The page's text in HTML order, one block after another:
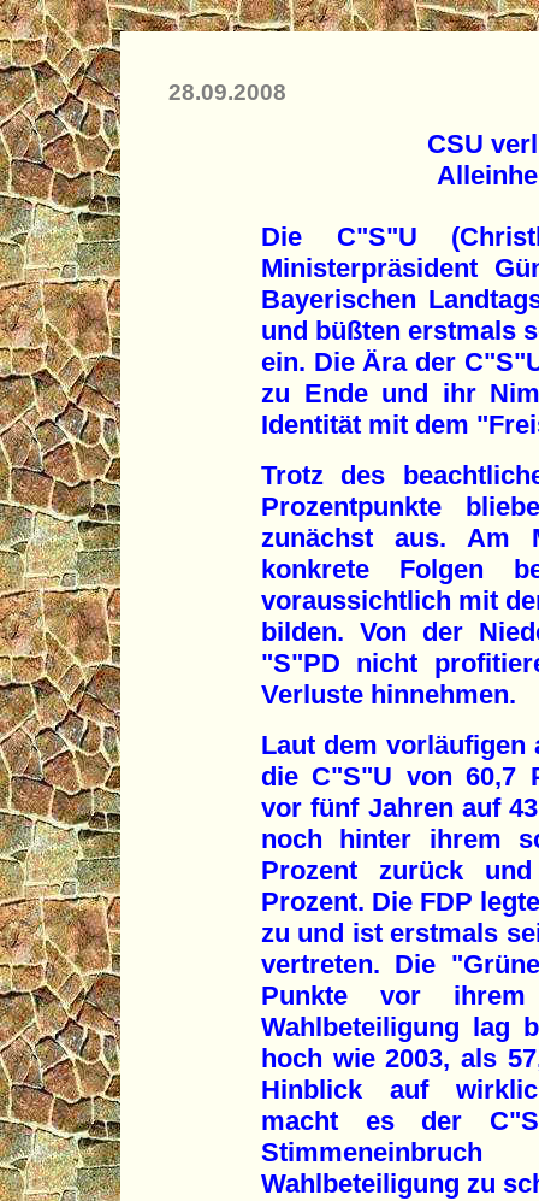
28.09.2008
CSU
Die C"S"U
Ministerpräsident
Bayerischen
und büßten erstmals
ein. Die Ära der
zu Ende und ihr
Identität mit dem
Trotz des
Prozentpunkte
zunächst aus. Am
konkrete Folgen
voraussichtlich mit
bilden. Von der
"S"PD nicht
Verluste hinnehmen.
Laut dem
die C"S"U von 60,7
vor fünf Jahren auf
noch hinter ihrem
Prozent zurück
Prozent. Die FDP
zu und ist erstmals
vertreten. Die
Punkte vor
Wahlbeteiligung lag
hoch wie 2003, als
Hinblick auf
macht es der
Wahlbeteiligung zu